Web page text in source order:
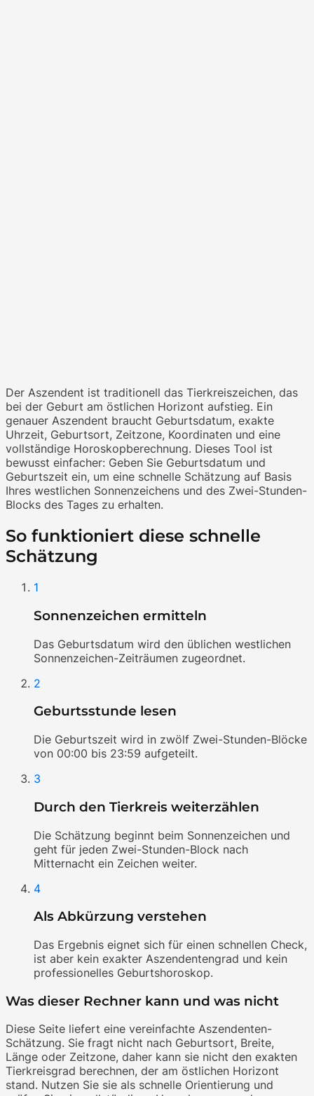
Der Aszendent ist traditionell das Tierkreiszeichen, das
bei der Geburt am östlichen Horizont aufstieg. Ein
genauer Aszendent braucht Geburtsdatum, exakte
Uhrzeit, Geburtsort, Zeitzone, Koordinaten und eine
vollständige Horoskopberechnung. Dieses Tool ist
bewusst einfacher: Geben Sie Geburtsdatum und
Geburtszeit ein, um eine schnelle Schätzung auf Basis
Ihres westlichen Sonnenzeichens und des Zwei-Stunden-
Blocks des Tages zu erhalten.
So funktioniert diese schnelle
Schätzung
1
Sonnenzeichen ermitteln
Das Geburtsdatum wird den üblichen westlichen
Sonnenzeichen-Zeiträumen zugeordnet.
2
Geburtsstunde lesen
Die Geburtszeit wird in zwölf Zwei-Stunden-Blöcke
von 00:00 bis 23:59 aufgeteilt.
3
Durch den Tierkreis weiterzählen
Die Schätzung beginnt beim Sonnenzeichen und
geht für jeden Zwei-Stunden-Block nach
Mitternacht ein Zeichen weiter.
4
Als Abkürzung verstehen
Das Ergebnis eignet sich für einen schnellen Check,
ist aber kein exakter Aszendentengrad und kein
professionelles Geburtshoroskop.
Was dieser Rechner kann und was nicht
Diese Seite liefert eine vereinfachte Aszendenten-
Schätzung. Sie fragt nicht nach Geburtsort, Breite,
Länge oder Zeitzone, daher kann sie nicht den exakten
Tierkreisgrad berechnen, der am östlichen Horizont
stand. Nutzen Sie sie als schnelle Orientierung und